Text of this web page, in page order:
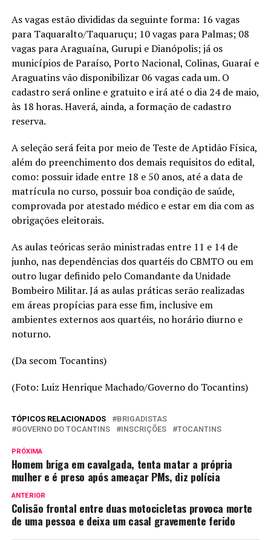
As vagas estão divididas da seguinte forma: 16 vagas
para Taquaralto/Taquaruçu; 10 vagas para Palmas; 08
vagas para Araguaína, Gurupi e Dianópolis; já os
municípios de Paraíso, Porto Nacional, Colinas, Guaraí e
Araguatins vão disponibilizar 06 vagas cada um. O
cadastro será online e gratuito e irá até o dia 24 de maio,
às 18 horas. Haverá, ainda, a formação de cadastro
reserva.
A seleção será feita por meio de Teste de Aptidão Física,
além do preenchimento dos demais requisitos do edital,
como: possuir idade entre 18 e 50 anos, até a data de
matrícula no curso, possuir boa condição de saúde,
comprovada por atestado médico e estar em dia com as
obrigações eleitorais.
As aulas teóricas serão ministradas entre 11 e 14 de
junho, nas dependências dos quartéis do CBMTO ou em
outro lugar definido pelo Comandante da Unidade
Bombeiro Militar. Já as aulas práticas serão realizadas
em áreas propícias para esse fim, inclusive em
ambientes externos aos quartéis, no horário diurno e
noturno.
(Da secom Tocantins)
(Foto: Luiz Henrique Machado/Governo do Tocantins)
TÓPICOS RELACIONADOS
BRIGADISTAS
GOVERNO DO TOCANTINS
INSCRIÇÕES TOCANTINS
PRÓXIMA
Homem briga em cavalgada, tenta matar a própria
mulher e é preso após ameaçar PMs, diz polícia
ANTERIOR
Colisão frontal entre duas motocicletas provoca morte
de uma pessoa e deixa um casal gravemente ferido